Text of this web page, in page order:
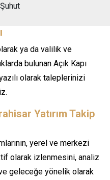
Şuhut
ya da valilik ve
bulunan Açık Kapı
olarak taleplerinizi
Yatırım Takip
yerel ve merkezi
olarak izlenmesini, analiz
geleceğe yönelik olarak